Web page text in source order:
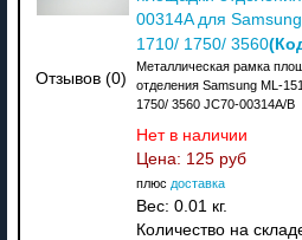
Отзывов (0)
00314A для
1710/ 1750/ 3560
Металлическая рамка
отделения Samsung ML-
1750/ 3560 JC70-00314A/B
Нет в наличии
Цена: 125 руб
плюс доставка
Вес: 0.01 кг.
Количество на